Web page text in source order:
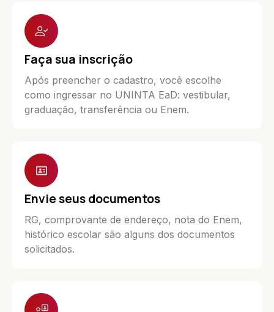
Faça sua inscrição
Após preencher o cadastro, você escolhe
como ingressar no UNINTA EaD: vestibular,
graduação, transferência ou Enem.
Envie seus documentos
RG, comprovante de endereço, nota do Enem,
histórico escolar são alguns dos documentos
solicitados.